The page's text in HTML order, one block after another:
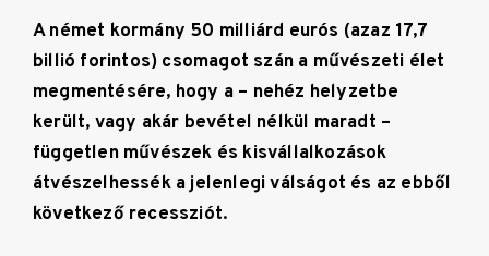
A német kormány 50 milliárd eurós (azaz 17,7
billió forintos) csomagot szán a művészeti élet
megmentésére, hogy a – nehéz helyzetbe
került, vagy akár bevétel nélkül maradt –
független művészek és kisvállalkozások
átvészelhessék a jelenlegi válságot és az ebből
következő recessziót.